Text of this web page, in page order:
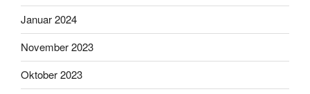
Januar 2024
November 2023
Oktober 2023